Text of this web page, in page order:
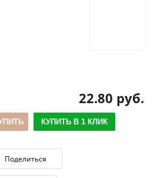
22.80 руб.
КУПИТЬ В 1 КЛИК
Поделиться